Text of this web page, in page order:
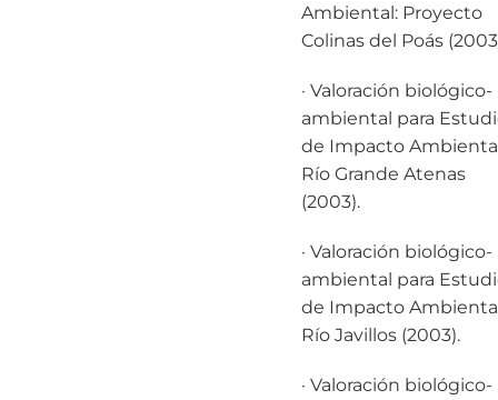
Ambiental: Proyecto
Colinas del Poás
· Valoración biológico-
ambiental para
de Impacto
Río Grande Atenas
(2003).
· Valoración biológico-
ambiental para
de Impacto
Río Javillos (2003).
· Valoración biológico-